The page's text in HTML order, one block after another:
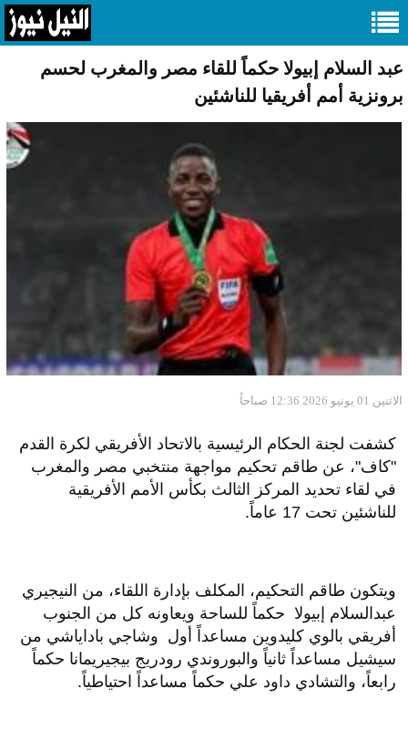
عبد السلام إبيولا حكماً للقاء مصر والمغرب لحسم
برونزية أمم أفريقيا للناشئين
الاثنين 01 يونيو 2026 12:36 صباحاً
كشفت لجنة الحكام الرئيسية بالاتحاد الأفريقي لكرة القدم
"كاف"، عن طاقم تحكيم مواجهة منتخبي مصر والمغرب
في لقاء تحديد المركز الثالث بكأس الأمم الأفريقية
للناشئين تحت 17 عاماً.
ويتكون طاقم التحكيم، المكلف بإدارة اللقاء، من النيجيري
عبدالسلام إبيولا حكماً للساحة ويعاونه كل من الجنوب
أفريقي بالوي كليدوين مساعداً أول وشاجي باداياشي من
سيشيل مساعداً ثانياً والبوروندي رودريج بيجيريمانا حكماً
رابعاً، والتشادي داود علي حكماً مساعداً احتياطياً.